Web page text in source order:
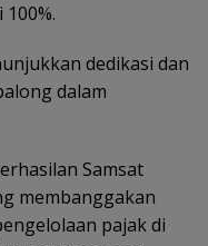
dedikasi dan
dalam
Samsat
membanggakan
pajak di